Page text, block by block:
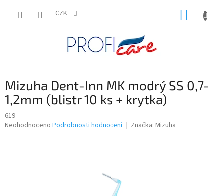
CZK
Mizuha Dent-Inn MK modrý SS 0,7-
1,2mm (blistr 10 ks + krytka)
619
Průměrné
Neohodnoceno Podrobnosti hodnocení Značka: Mizuha